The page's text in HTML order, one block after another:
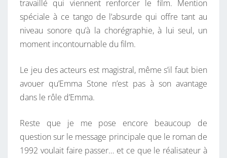
travaillé qui viennent renforcer le film. Mention
spéciale à ce tango de l’absurde qui offre tant au
niveau sonore qu’à la chorégraphie, à lui seul, un
moment incontournable du film.
Le jeu des acteurs est magistral, même s’il faut bien
avouer qu’Emma Stone n’est pas à son avantage
dans le rôle d’Emma.
Reste que je me pose encore beaucoup de
question sur le message principale que le roman de
1992 voulait faire passer… et ce que le réalisateur à